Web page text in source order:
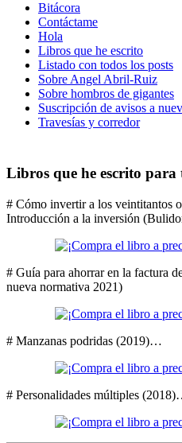
Bitácora
Contáctame
Hola
Libros que he escrito
Listado con todos los posts
Sobre Angel Abril-Ruiz
Sobre hombros de gigantes
Suscripción de avisos a
Travesías y corredor
Libros que he escrito para
# Cómo invertir a los veintitantos
Introducción a la inversión
# Guía para ahorrar en la factura
nueva normativa 2021)
# Manzanas podridas (2019)…
# Personalidades múltiples